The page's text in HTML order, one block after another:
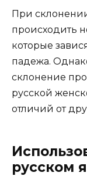
При
происходить
которые
падежа.
склонение
русской
отличий от
русском